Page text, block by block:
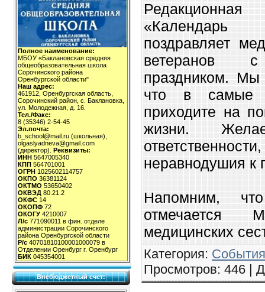
Полное наименование:
МБОУ «Баклановская средняя
общеобразовательная школа
Сорочинского района
Оренбургской области"
Наш адрес:
461912, Оренбургская область,
Сорочинский район, с. Баклановка,
ул. Молодежная, д. 16.
Тел./Факс:
8 (35346) 2-54-45
Эл.почта:
b_school@mail.ru (школьная),
olgaslyadneva@gmail.com
(директор). Реквизиты:
ИНН 5647005340
КПП 564701001
ОГРН 1025602114757
ОКПО 36381124
ОКТМО 53650402
ОКВЭД 80.21.2
ОКФС 14
ОКОПФ 72
ОКОГУ 4210007
Л/с 771090011 в фин. отделе
администрации Сорочинского
района Оренбургской области
Р/с 40701810100001000079 в
Отделении Оренбург г. Оренбург
БИК 045354001
Внебюджетный счет:
«Календарь
поздравляет
ветеранов с
праздником.
что в самые
приходите на
жизни.
неравнодушия к
Напомним,
отмечается
медицинских
Категория:
Просмотров: 446 |